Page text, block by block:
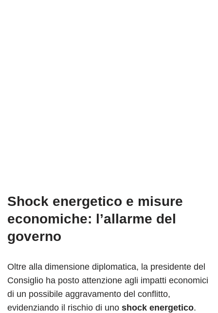
Shock energetico e misure
economiche: l’allarme del
governo
Oltre alla dimensione diplomatica, la presidente del
Consiglio ha posto attenzione agli impatti economici
di un possibile aggravamento del conflitto,
evidenziando il rischio di uno shock energetico.